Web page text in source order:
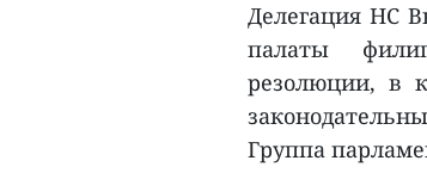
Делегация НС
палаты
резолюции, в
Группа